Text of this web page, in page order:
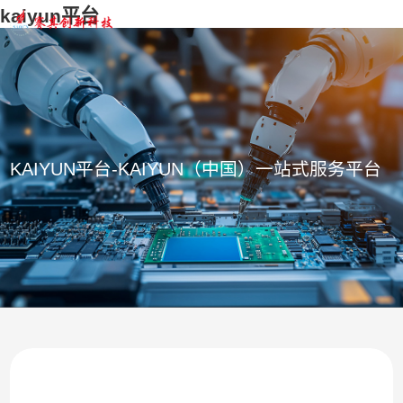
kaiyun平台
KAIYUN平台-KAIYUN（中国）一站式服务平台